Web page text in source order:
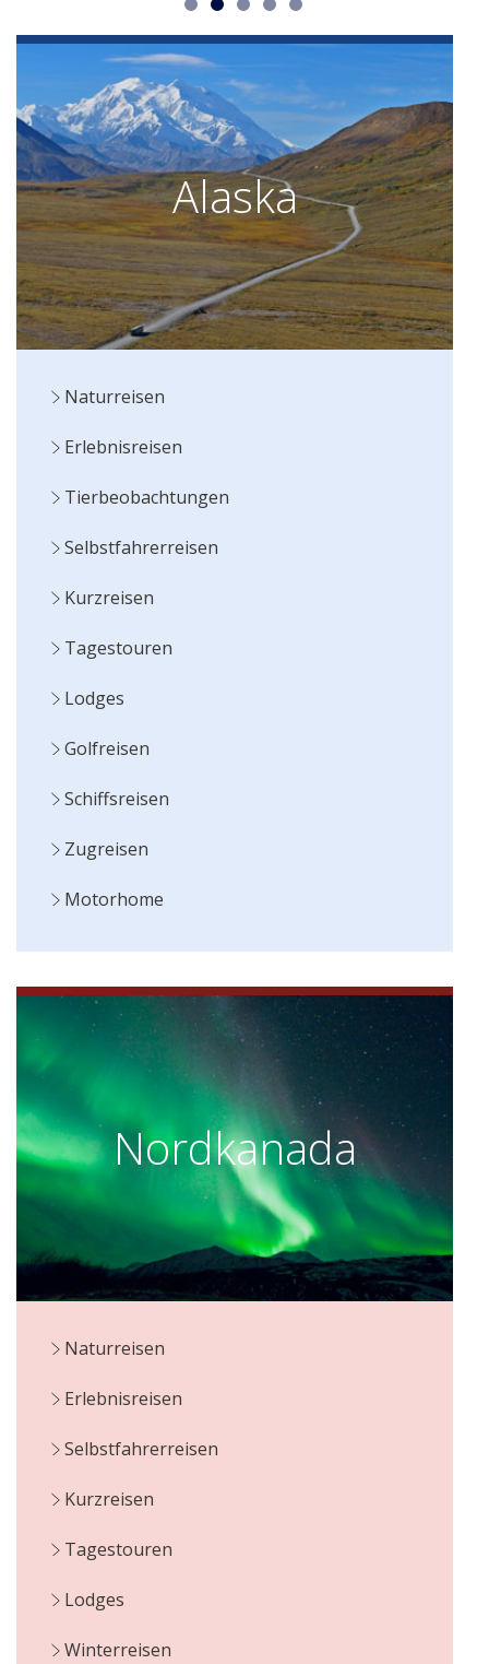
Alaska
Naturreisen
Erlebnisreisen
Tierbeobachtungen
Selbstfahrerreisen
Kurzreisen
Tagestouren
Lodges
Golfreisen
Schiffsreisen
Zugreisen
Motorhome
Nordkanada
Naturreisen
Erlebnisreisen
Selbstfahrerreisen
Kurzreisen
Tagestouren
Lodges
Winterreisen